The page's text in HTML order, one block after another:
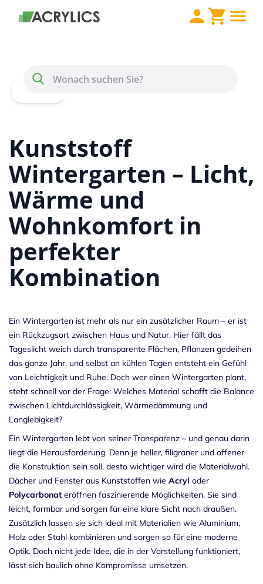
Menü
Kunststoff
Wintergarten – Licht,
Wärme und
Wohnkomfort in
perfekter
Kombination
Ein Wintergarten ist mehr als nur ein zusätzlicher Raum – er ist
ein Rückzugsort zwischen Haus und Natur. Hier fällt das
Tageslicht weich durch transparente Flächen, Pflanzen gedeihen
das ganze Jahr, und selbst an kühlen Tagen entsteht ein Gefühl
von Leichtigkeit und Ruhe. Doch wer einen Wintergarten plant,
steht schnell vor der Frage: Welches Material schafft die Balance
zwischen Lichtdurchlässigkeit, Wärmedämmung und
Langlebigkeit?
Ein Wintergarten lebt von seiner Transparenz – und genau darin
liegt die Herausforderung. Denn je heller, filigraner und offener
die Konstruktion sein soll, desto wichtiger wird die Materialwahl.
Dächer und Fenster aus Kunststoffen wie Acryl oder
Polycarbonat eröffnen faszinierende Möglichkeiten. Sie sind
leicht, formbar und sorgen für eine klare Sicht nach draußen.
Zusätzlich lassen sie sich ideal mit Materialien wie Aluminium,
Holz oder Stahl kombinieren und sorgen so für eine moderne
Optik. Doch nicht jede Idee, die in der Vorstellung funktioniert,
lässt sich baulich ohne Kompromisse umsetzen.